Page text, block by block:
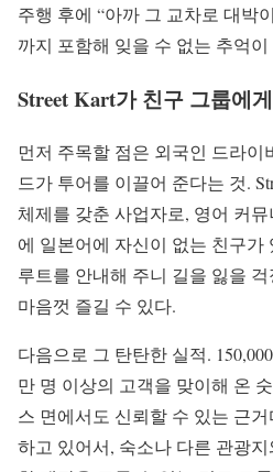
주행 후에 “아까 그 교차로 대박
까지 포함해 잊을 수 없는 추억이
Street Kart가 친구 그룹에
먼저 주목할 점은 외국인 드라이
드가 투어를 이끌어 준다는 것.
체제를 갖춘 사업자로, 영어 커
에 일본어에 자신이 없는 친구
루트를 안내해 주니 길을 잃을
마음껏 즐길 수 있다.
다음으로 그 탄탄한 실적.
만 명 이상의 고객을 맞이해 온
스 면에서도 신뢰할 수 있는 근
하고 있어서, 숙소나 다른 관광